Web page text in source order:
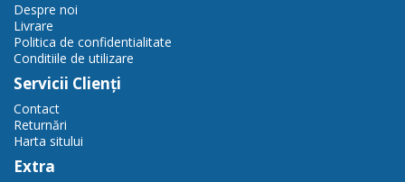
Despre noi
Livrare
Politica de confidentialitate
Conditiile de utilizare
Servicii Clienţi
Contact
Returnări
Harta sitului
Extra